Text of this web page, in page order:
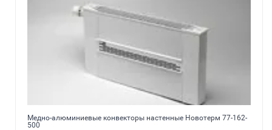
Медно-алюминиевые конвекторы настенные Новотерм 77-162-
500